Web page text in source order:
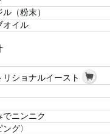
（粉末）
オイル
リショナルイースト
でニンニク
ング〉